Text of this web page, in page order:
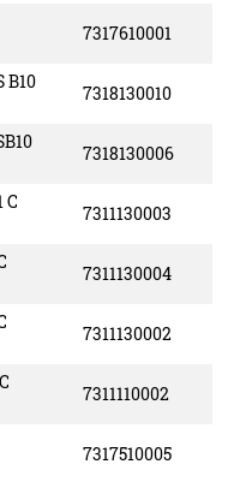
7317610001
B10
7318130010
7318130006
C
7311130003
7311130004
7311130002
7311110002
7317510005